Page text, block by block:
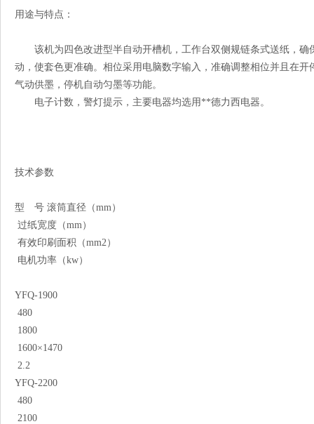
用途与特点：
该机为四色改进型半自动开槽机，工作台双侧规链条式送纸，确
动，使套色更准确。相位采用电脑数字输入，准确调整相位并且在
气动供墨，停机自动匀墨等功能。
电子计数，警灯提示，主要电器均选用**德力西电器。
技术参数
型 号 滚筒直径（mm）
过纸宽度（mm）
有效印刷面积（mm2）
电机功率（kw）
YFQ-1900
480
1800
1600×1470
2.2
YFQ-2200
480
2100